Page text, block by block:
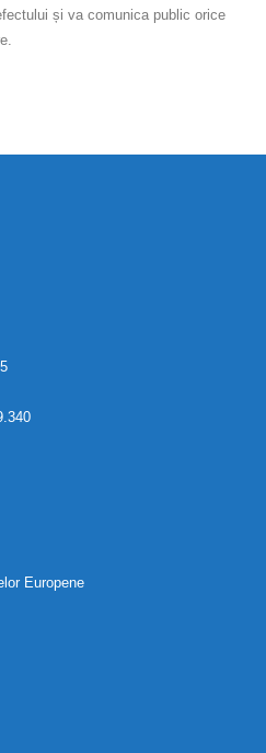
și va comunica public orice
Europene